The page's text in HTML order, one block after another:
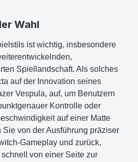
Wahl
ist wichtig, insbesondere
Spiellandschaft. Als solches
auf der Innovation seines
Vespula, auf, um Benutzern
Kontrolle oder
auf einer Matte
Sie von der Ausführung präziser
Gameplay und zurück,
von einer Seite zur